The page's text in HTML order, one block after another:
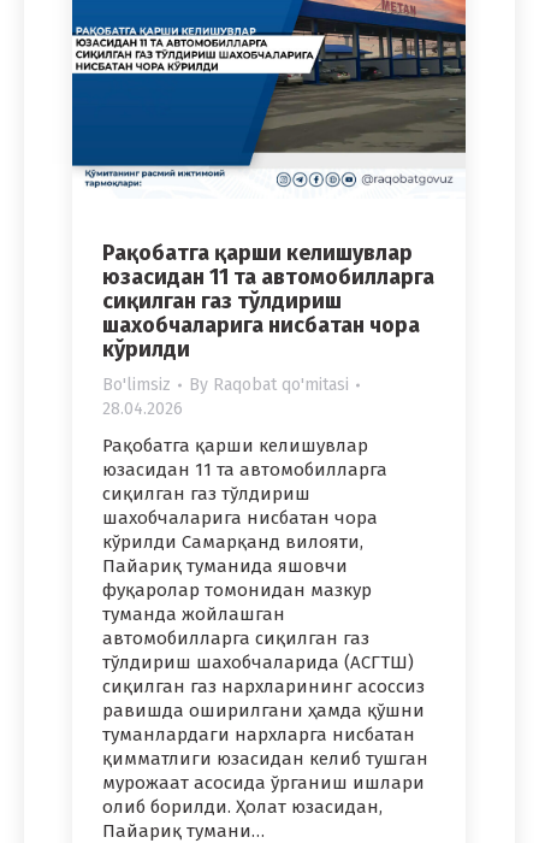
Рақобатга қарши келишувлар
юзасидан 11 та автомобилларга
сиқилган газ тўлдириш
шахобчаларига нисбатан чора
кўрилди
Bo'limsiz By Raqobat qo'mitasi
28.04.2026
Рақобатга қарши келишувлар
юзасидан 11 та автомобилларга
сиқилган газ тўлдириш
шахобчаларига нисбатан чора
кўрилди Самарқанд вилояти,
Пайариқ туманида яшовчи
фуқаролар томонидан мазкур
туманда жойлашган
автомобилларга сиқилган газ
тўлдириш шахобчаларида (АСГТШ)
сиқилган газ нархларининг асоссиз
равишда оширилгани ҳамда қўшни
туманлардаги нархларга нисбатан
қимматлиги юзасидан келиб тушган
мурожаат асосида ўрганиш ишлари
олиб борилди. Ҳолат юзасидан,
Пайариқ тумани…